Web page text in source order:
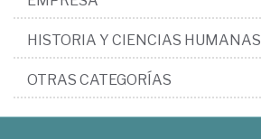
HISTORIA Y CIENCIAS HUMANAS
OTRAS CATEGORÍAS